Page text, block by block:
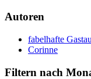
Autoren
fabelhafte
Corinne
Filtern nach